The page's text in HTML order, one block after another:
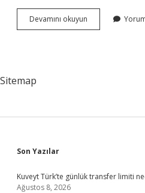
Devamını okuyun
Bildiren
Sitemap
Sidebar
Son Yazılar
Kuveyt Türk’te günlük transfer limiti
Ağustos 8, 2026